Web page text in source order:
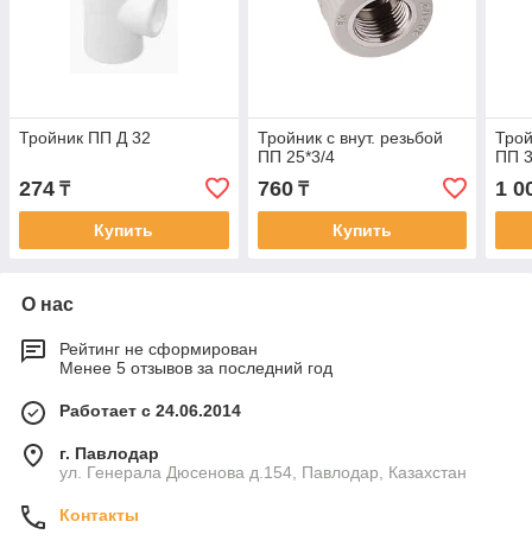
Тройник ПП Д 32
274 ₸
Купить
Тройник с внут. резьбой
ПП 25*3/4
760₸
Купить
ПП
1
О нас
Рейтинг не сформирован
Менее 5 отзывов за последний год
Работает с 24.06.2014
г. Павлодар
ул. Генерала Дюсенова д.154, Павлодар, Казахстан
Контакты